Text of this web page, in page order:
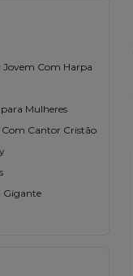
Com Harpa
Mulheres
Cantor Cristão
Gigante